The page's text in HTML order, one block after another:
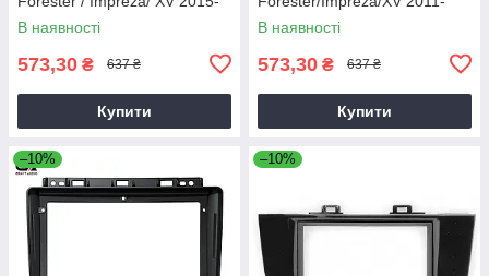
2017 (2 аварійні заходи)
В наявності
573,30 ₴ 637 ₴
Купити
2016 9"
В наявності
573,30 ₴ 637 ₴
Купити
–10% –10%